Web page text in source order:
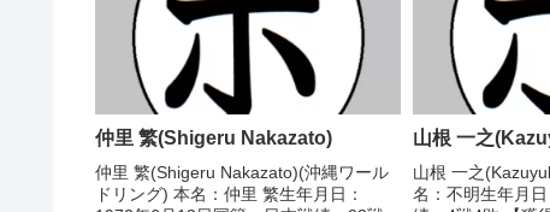
仲里 繁(Shigeru Nakazato)
仲里 繁(Shigeru Nakazato)(沖縄ワール
ドリング) 本名：仲里 繁生年月日：
山根 一之
山根 一之
名：不明生年月